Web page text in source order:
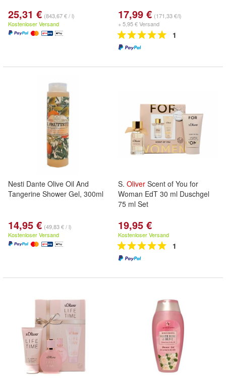
25,31 € (843,67 € / l)
Kostenloser Versand
17,99 € (171,33 €/l)
+ 5,95 € Versand
1
Nesti Dante Olive Oil And
Tangerine Shower Gel, 300ml
14,95 € (49,83 € / l)
Kostenloser Versand
S. Oliver Scent of You for
Woman EdT 30 ml Duschgel
75 ml Set
19,95 €
Kostenloser Versand
1